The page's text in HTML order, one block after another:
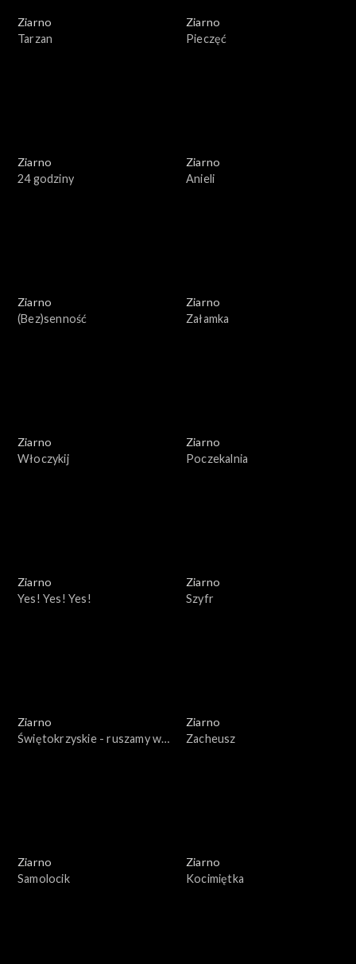
Ziarno
Tarzan
Ziarno
Pieczęć
Ziarno
24 godziny
Ziarno
Anieli
Ziarno
(Bez)senność
Ziarno
Załamka
Ziarno
Włoczykij
Ziarno
Poczekalnia
Ziarno
Yes! Yes! Yes!
Ziarno
Szyfr
Ziarno
Świętokrzyskie - ruszamy w
Ziarno
Zacheusz
Ziarno
Samolocik
Ziarno
Kocimiętka